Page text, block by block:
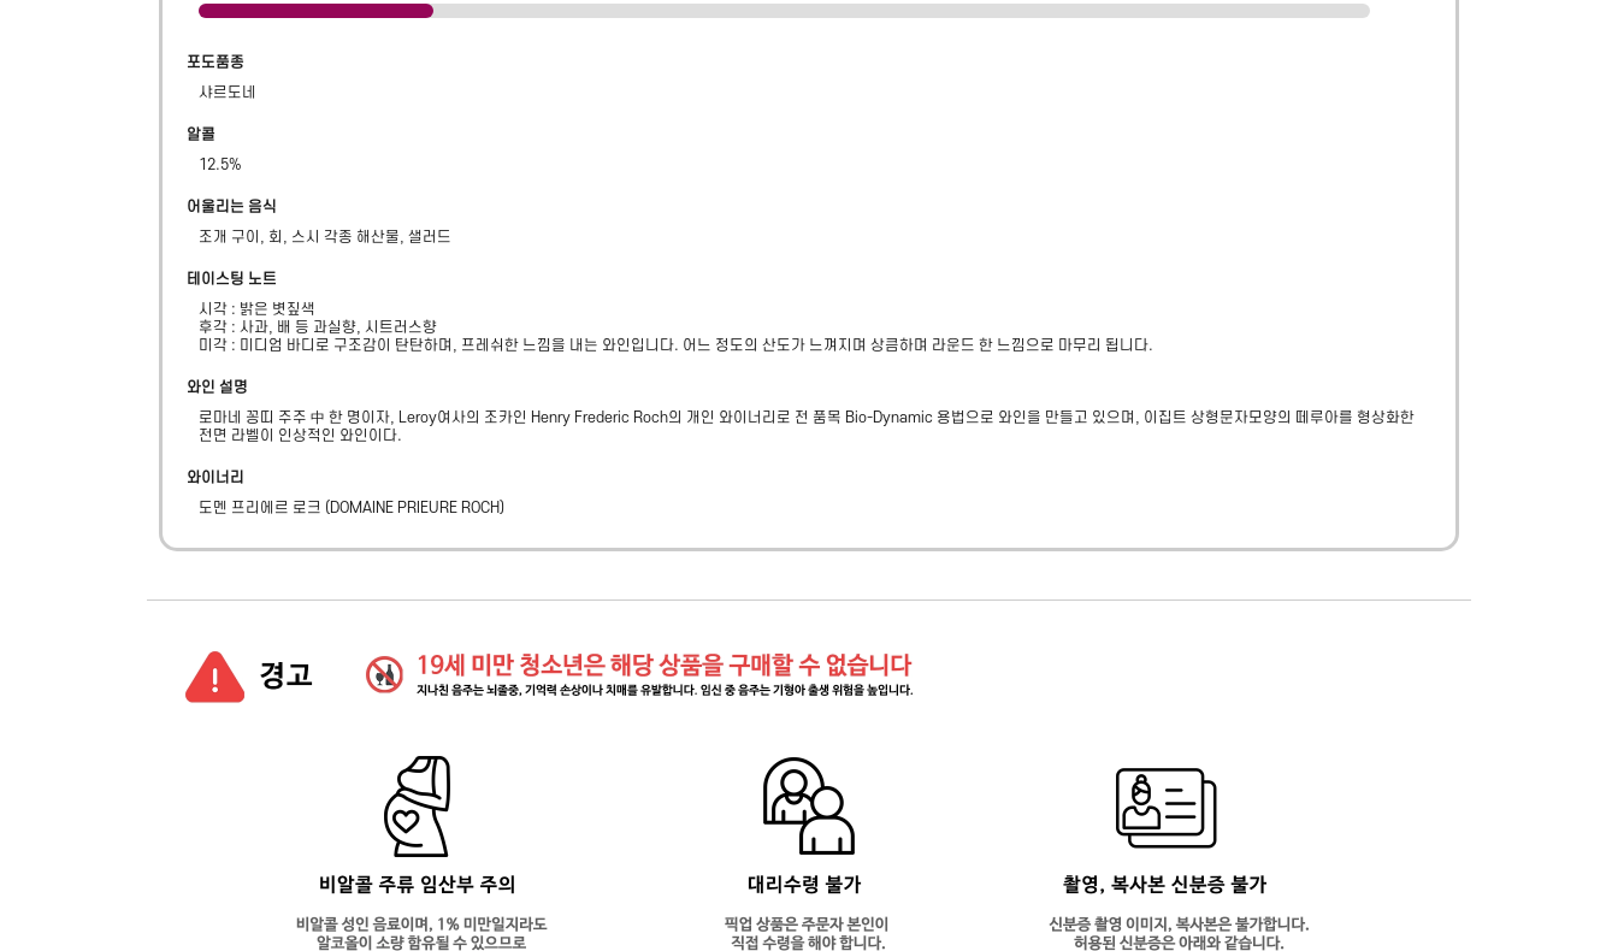
포도품종
샤르도네
알콜
12.5%
어울리는 음식
조개 구이, 회, 스시 각종 해산물, 샐러드
테이스팅 노트
시각 : 밝은 볏짚색
후각 : 사과, 배 등 과실향, 시트러스향
미각 : 미디엄 바디로 구조감이 탄탄하며, 프레쉬한 느낌을 내는 와인입니다. 어느 정도의 산도가 느껴지며 상큼하며 라운드 한 느낌으로 마무리 됩니다.
와인 설명
로마네 꽁띠 주주 中 한 명이자, Leroy여사의 조카인 Henry Frederic Roch의 개인 와이너리로 전 품목 Bio-Dynamic 용법으로 와인을 만들고 있으며, 이집트 상형문자모양의 떼루아를 형상화한
전면 라벨이 인상적인 와인이다.
와이너리
도멘 프리에르 로크 ( DOMAINE PRIEURE ROCH)